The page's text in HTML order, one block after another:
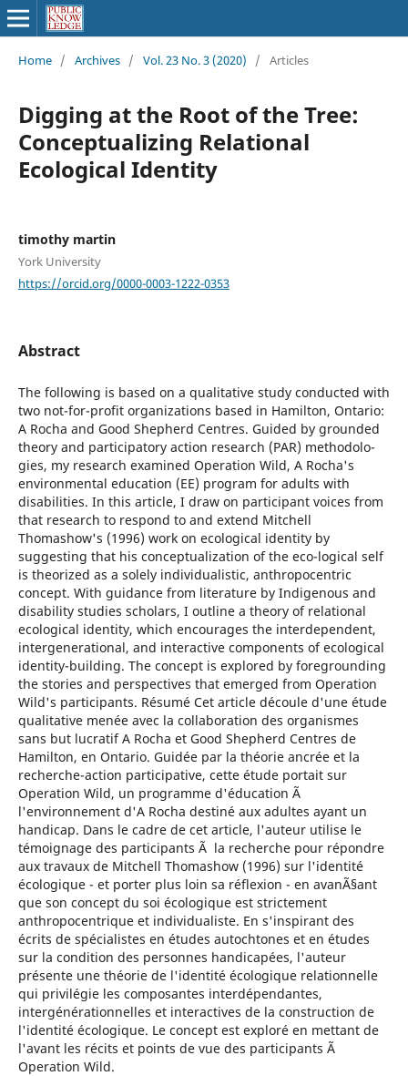
Home / Archives / Vol. 23 No. 3 (2020) / Articles
Digging at the Root of the Tree:
Conceptualizing Relational
Ecological Identity
timothy martin
York University
https://orcid.org/0000-0003-1222-0353
Abstract
The following is based on a qualitative study conducted with
two not-for-profit organizations based in Hamilton, Ontario:
A Rocha and Good Shepherd Centres. Guided by grounded
theory and participatory action research (PAR) methodolo-
gies, my research examined Operation Wild, A Rocha's
environmental education (EE) program for adults with
disabilities. In this article, I draw on participant voices from
that research to respond to and extend Mitchell
Thomashow's (1996) work on ecological identity by
suggesting that his conceptualization of the eco-logical self
is theorized as a solely individualistic, anthropocentric
concept. With guidance from literature by Indigenous and
disability studies scholars, I outline a theory of relational
ecological identity, which encourages the interdependent,
intergenerational, and interactive components of ecological
identity-building. The concept is explored by foregrounding
the stories and perspectives that emerged from Operation
Wild's participants. Résumé Cet article découle d'une étude
qualitative menée avec la collaboration des organismes
sans but lucratif A Rocha et Good Shepherd Centres de
Hamilton, en Ontario. Guidée par la théorie ancrée et la
recherche-action participative, cette étude portait sur
Operation Wild, un programme d'éducation Ã
l'environnement d'A Rocha destiné aux adultes ayant un
handicap. Dans le cadre de cet article, l'auteur utilise le
témoignage des participants Ã la recherche pour répondre
aux travaux de Mitchell Thomashow (1996) sur l'identité
écologique - et porter plus loin sa réflexion - en avanÃ§ant
que son concept du soi écologique est strictement
anthropocentrique et individualiste. En s'inspirant des
écrits de spécialistes en études autochtones et en études
sur la condition des personnes handicapées, l'auteur
présente une théorie de l'identité écologique relationnelle
qui privilégie les composantes interdépendantes,
intergénérationnelles et interactives de la construction de
l'identité écologique. Le concept est exploré en mettant de
l'avant les récits et points de vue des participants Ã
Operation Wild.